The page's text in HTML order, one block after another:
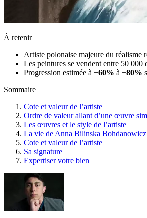
À retenir
Artiste polonaise majeure du réalisme
Les peintures se vendent entre 50 000
Progression estimée à +60% à +80%
Sommaire
Cote et valeur de l’artiste
Ordre de valeur allant d’une œuvre
Les œuvres et le style de l’artiste
La vie de Anna Bilinska Bohdanowicz
Cote et valeur de l’artiste
Sa signature
Expertiser votre bien